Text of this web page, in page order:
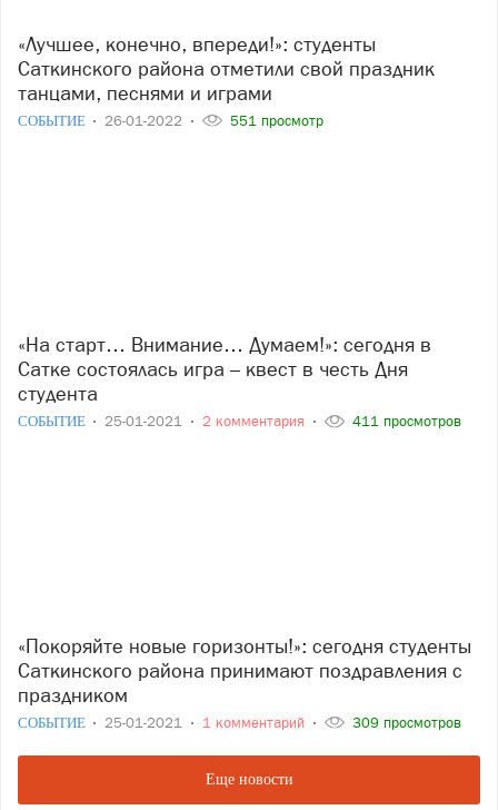
«Лучшее, конечно, впереди!»: студенты
Саткинского района отметили свой праздник
танцами, песнями и играми
СОБЫТИЕ 26-01-2022 551 просмотр
«На старт… Внимание… Думаем!»: сегодня в
Сатке состоялась игра – квест в честь Дня
студента
СОБЫТИЕ 25-01-2021 2 комментария 411 просмотров
«Покоряйте новые горизонты!»: сегодня студенты
Саткинского района принимают поздравления с
праздником
СОБЫТИЕ 25-01-2021 1 комментарий 309 просмотров
Еще новости